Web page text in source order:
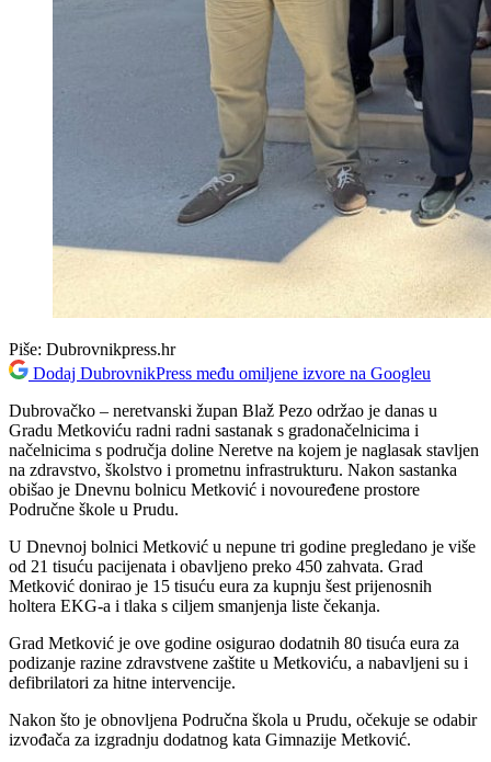
Piše: Dubrovnikpress.hr
Dodaj DubrovnikPress među omiljene izvore na Googleu
Dubrovačko – neretvanski župan Blaž Pezo održao je danas u
Gradu Metkoviću radni radni sastanak s gradonačelnicima i
načelnicima s područja doline Neretve na kojem je naglasak stavljen
na zdravstvo, školstvo i prometnu infrastrukturu. Nakon sastanka
obišao je Dnevnu bolnicu Metković i novouređene prostore
Područne škole u Prudu.
U Dnevnoj bolnici Metković u nepune tri godine pregledano je više
od 21 tisuću pacijenata i obavljeno preko 450 zahvata. Grad
Metković donirao je 15 tisuću eura za kupnju šest prijenosnih
holtera EKG-a i tlaka s ciljem smanjenja liste čekanja.
Grad Metković je ove godine osigurao dodatnih 80 tisuća eura za
podizanje razine zdravstvene zaštite u Metkoviću, a nabavljeni su i
defibrilatori za hitne intervencije.
Nakon što je obnovljena Područna škola u Prudu, očekuje se odabir
izvođača za izgradnju dodatnog kata Gimnazije Metković.